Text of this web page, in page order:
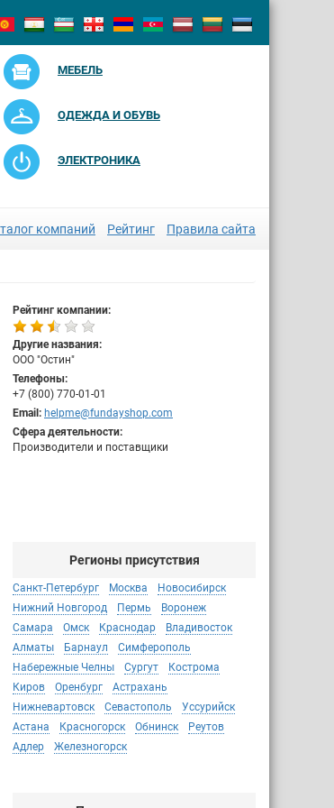
МЕБЕЛЬ
ОДЕЖДА И ОБУВЬ
ЭЛЕКТРОНИКА
компаний Рейтинг Правила сайта
Рейтинг компании:
Другие названия:
ООО "Остин"
Телефоны:
+7 (800) 770-01-01
Email: helpme@fundayshop.com
Сфера деятельности:
Производители и поставщики
Регионы присутствия
Санкт-Петербург Москва
Новосибирск
Нижний Новгород
Пермь
Воронеж
Самара
Омск Краснодар
Владивосток
Алматы
Барнаул
Симферополь
Набережные Челны
Сургут
Кострома
Киров
Оренбург
Астрахань
Нижневартовск
Севастополь
Уссурийск
Астана
Красногорск Обнинск
Реутов
Адлер
Железногорск